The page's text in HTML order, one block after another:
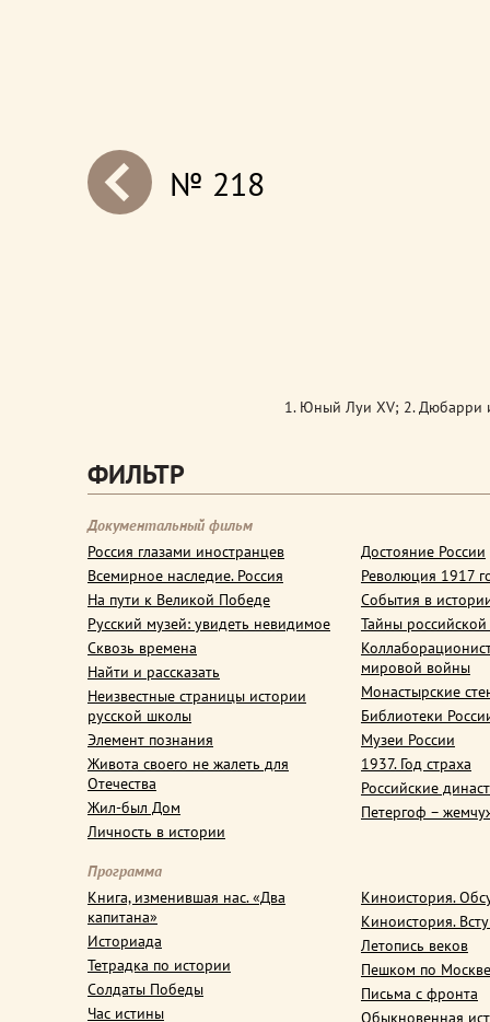
next№ 218
1. Юный Луи XV; 2. Дюбарри
ФИЛЬТР
Документальный фильм
Россия глазами иностранцев
Всемирное наследие. Россия
На пути к Великой Победе
Русский музей: увидеть невидимое
Сквозь времена
Найти и рассказать
Неизвестные страницы истории
русской школы
Элемент познания
Живота своего не жалеть для
Отечества
Жил-был Дом
Личность в истории
Достояние России
Революция 1917
События в
Тайны
мировой войны
Монастырские
Библиотеки
Музеи России
1937. Год страха
Российские
Петергоф –
Программа
Книга, изменившая нас. «Два
капитана»
Историада
Тетрадка по истории
Солдаты Победы
Час истины
Киноистория.
Киноистория.
Летопись веков
Пешком по Москве
Письма с фронта
Обыкновенная